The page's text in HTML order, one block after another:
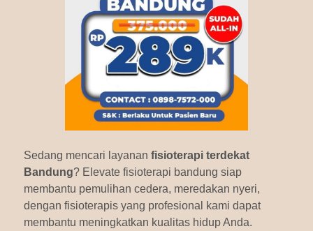
Sedang mencari layanan fisioterapi terdekat
Bandung? Elevate fisioterapi bandung siap
membantu pemulihan cedera, meredakan nyeri,
dengan fisioterapis yang profesional kami dapat
membantu meningkatkan kualitas hidup Anda.